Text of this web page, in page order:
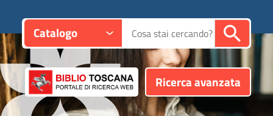
Catalogo Cerca su "Catalogo"
Ricerca avanzata